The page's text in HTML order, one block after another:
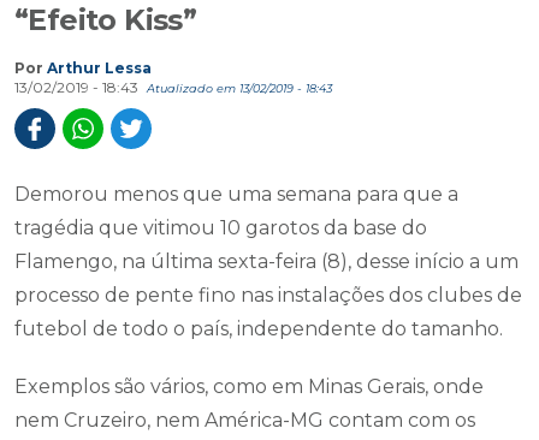
“Efeito Kiss”
Por Arthur Lessa
13/02/2019 - 18:43
Atualizado em 13/02/2019 - 18:43
Demorou menos que uma semana para que a
tragédia que vitimou 10 garotos da base do
Flamengo, na última sexta-feira (8), desse início a um
processo de pente fino nas instalações dos clubes de
futebol de todo o país, independente do tamanho.
Exemplos são vários, como em Minas Gerais, onde
nem Cruzeiro, nem América-MG contam com os